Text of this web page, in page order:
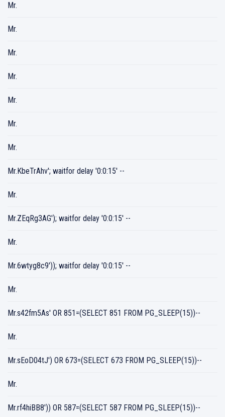
Mr.
Mr.
Mr.
Mr.
Mr.
Mr.
Mr.
Mr.KbeTrAhv'; waitfor delay '0:0:15' --
Mr.
Mr.ZEqRg3AG'); waitfor delay '0:0:15' --
Mr.
Mr.6wtyg8c9')); waitfor delay '0:0:15' --
Mr.
Mr.s42fm5As' OR 851=(SELECT 851 FROM PG_SLEEP(15))--
Mr.
Mr.sEoD04tJ') OR 673=(SELECT 673 FROM PG_SLEEP(15))--
Mr.
Mr.rf4hiBB8')) OR 587=(SELECT 587 FROM PG_SLEEP(15))--